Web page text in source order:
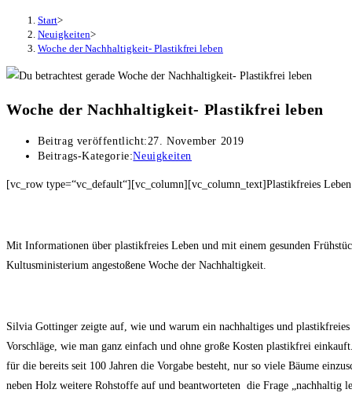
Start>
Neuigkeiten>
Woche der Nachhaltigkeit- Plastikfrei leben
Woche der Nachhaltigkeit- Plastikfrei leben
Beitrag veröffentlicht:27. November 2019
Beitrags-Kategorie:Neuigkeiten
[vc_row type=“vc_default“][vc_column][vc_column_text]Plastikfreies Leben
Mit Informationen über plastikfreies Leben und mit einem gesunden
Kultusministerium angestoßene Woche der Nachhaltigkeit.
Silvia Gottinger zeigte auf, wie und warum ein nachhaltiges und
Vorschläge, wie man ganz einfach und ohne große Kosten plastikfrei
für die bereits seit 100 Jahren die Vorgabe besteht, nur so viele Bäume
neben Holz weitere Rohstoffe auf und beantworteten die Frage „nachhaltig